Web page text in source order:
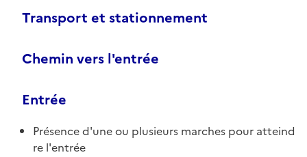
Transport et stationnement
Chemin vers l'entrée
Entrée
Présence d'une ou plusieurs marches pour atteind
re l'entrée